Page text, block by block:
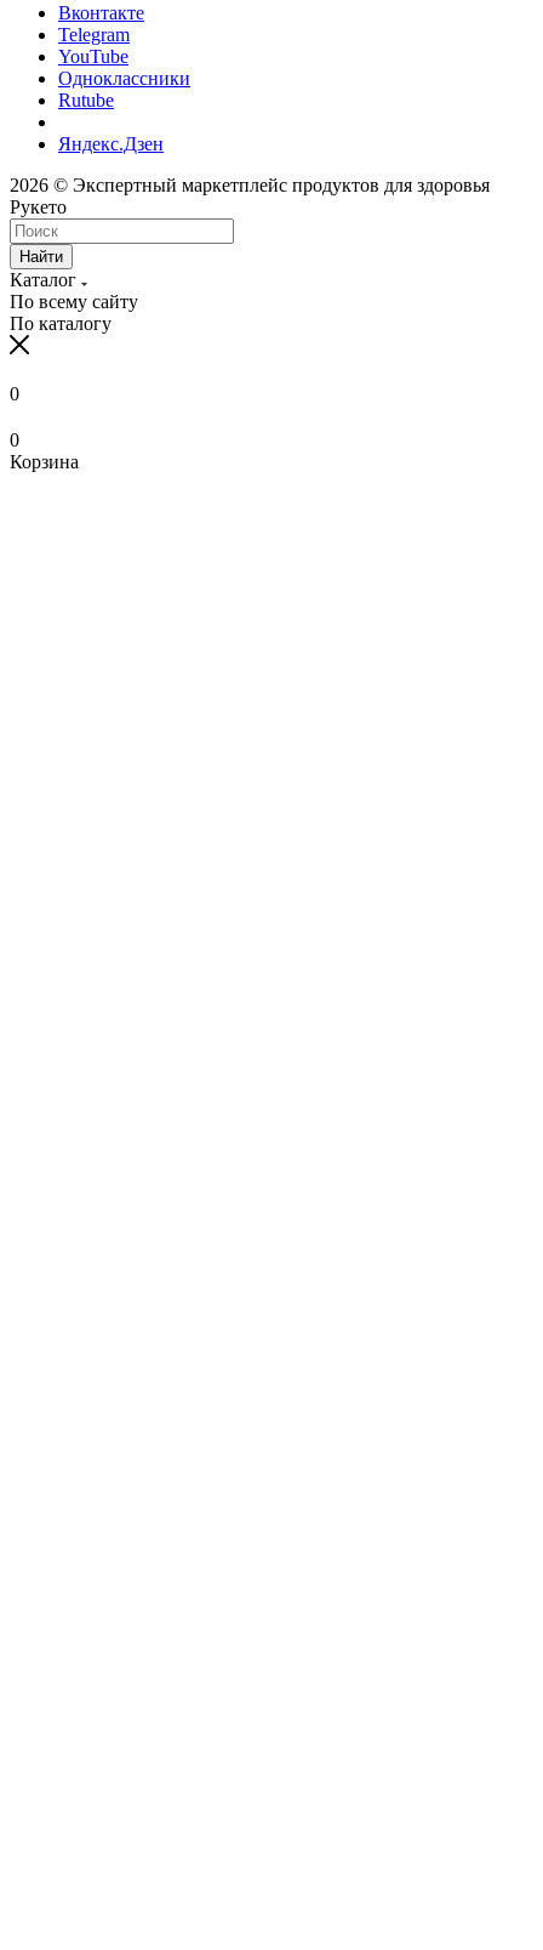
Вконтакте
Telegram
YouTube
Одноклассники
Rutube
Яндекс.Дзен
2026 © Экспертный маркетплейс продуктов для здоровья
Рукето
Найти
Каталог
По всему сайту
По каталогу
0
0
Корзина